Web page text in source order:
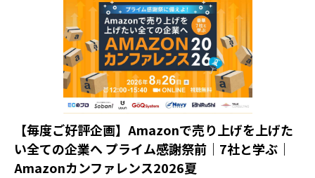
【毎度ご好評企画】Amazonで売り上げを上げた
い全ての企業へ プライム感謝祭前｜7社と学ぶ｜
Amazonカンファレンス2026夏